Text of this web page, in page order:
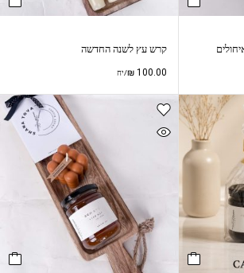
קרש עץ לשנה החדשה
₪100.00 /יח